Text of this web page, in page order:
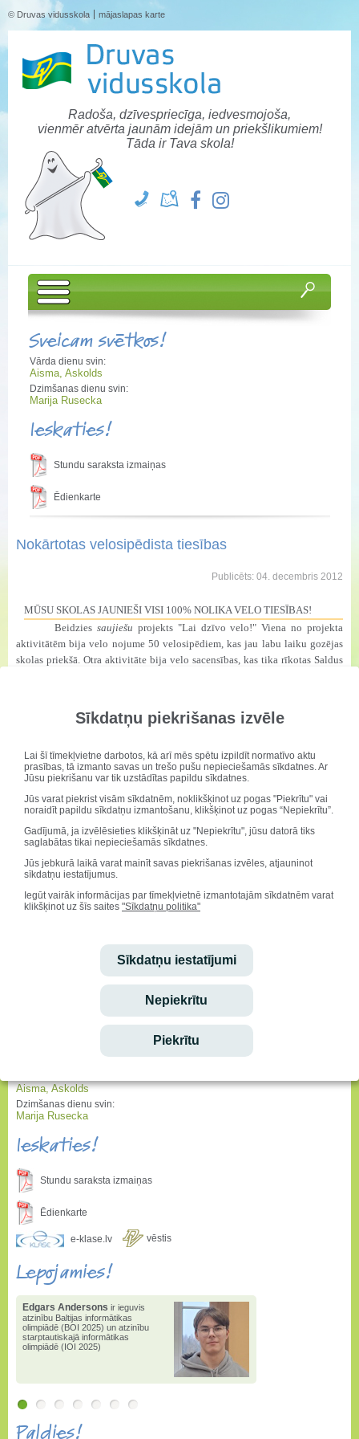
Sīkdatņu piekrišanas izvēle
Lai šī tīmekļvietne darbotos, kā arī mēs spētu izpildīt normatīvo aktu
prasības, tā izmanto savas un trešo pušu nepieciešamās sīkdatnes. Ar
Jūsu piekrišanu var tik uzstādītas papildu sīkdatnes.
Jūs varat piekrist visām sīkdatnēm, noklikšķinot uz pogas "Piekrītu" vai
noraidīt papildu sīkdatņu izmantošanu, klikšķinot uz pogas “Nepiekrītu”.
Gadījumā, ja izvēlēsieties klikšķināt uz "Nepiekrītu", jūsu datorā tiks
saglabātas tikai nepieciešamās sīkdatnes.
Jūs jebkurā laikā varat mainīt savas piekrišanas izvēles, atjauninot
sīkdatņu iestatījumus.
Iegūt vairāk informācijas par tīmekļvietnē izmantotajām sīkdatnēm varat
klikšķinot uz šīs saites "Sīkdatņu politika"
Sīkdatņu iestatījumi
Nepiekrītu
Piekrītu
© Druvas vidusskola mājaslapas karte
Radoša, dzīvespriecīga, iedvesmojoša,
vienmēr atvērta jaunām idejām un priekšlikumiem!
Tāda ir Tava skola!
Sveicam svētkos!
Vārda dienu svin:
Aisma, Askolds
Dzimšanas dienu svin:
Marija Rusecka
Ieskaties!
Stundu saraksta izmaiņas
Ēdienkarte
Nokārtotas velosipēdista tiesības
Publicēts: 04. decembris 2012
MŪSU SKOLAS JAUNIEŠI VISI 100% NOLIKA VELO TIESĪBAS!
Beidzies saujiešu projekts "Lai dzīvo velo!" Viena no projekta
aktivitātēm bija velo nojume 50 velosipēdiem, kas jau labu laiku gozējas
skolas priekšā. Otra aktivitāte bija velo sacensības, kas tika rīkotas Saldus
kādas pieļauj braucēji, gājēji...
6. klase, kuri bija gandrīz visa klase!
Liels paldiessaujiešiempar darbu, mīlestību, ko deva šajā
Paldies Ilzei Kļavai par papīru kārtošanu..
Sveicam svētkos!
Aisma, Askolds
Dzimšanas dienu svin:
Marija Rusecka
Ieskaties!
Stundu saraksta izmaiņas
Ēdienkarte
e-klase.lv vēstis
Lepojamies!
Edgars Andersons ir ieguvis
atzinību Baltijas informātikas
olimpiādē (BOI 2025) un atzinību
starptautiskajā informātikas
olimpiādē (IOI 2025)
Paldies!